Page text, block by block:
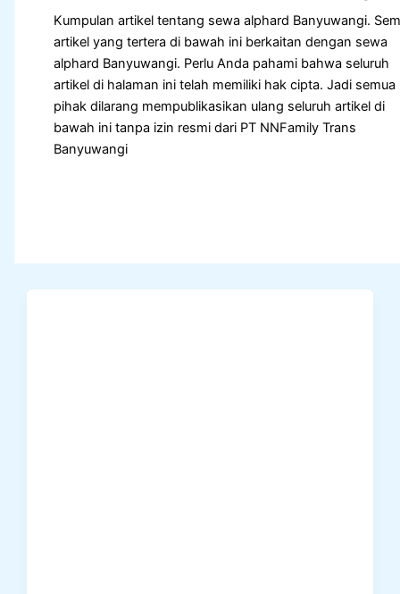
Kumpulan artikel tentang sewa alphard Banyuwangi.
artikel yang tertera di bawah ini berkaitan dengan sewa
alphard Banyuwangi. Perlu Anda pahami bahwa seluruh
artikel di halaman ini telah memiliki hak cipta. Jadi semua
pihak dilarang mempublikasikan ulang seluruh artikel di
bawah ini tanpa izin resmi dari PT NNFamily Trans
Banyuwangi